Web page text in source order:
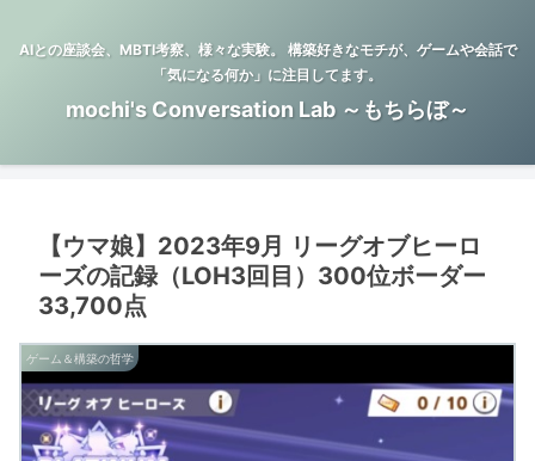
AIとの座談会、MBTI考察、様々な実験。 構築好きなモチが、ゲームや会話で
「気になる何か」に注目してます。
mochi's Conversation Lab ～もちらぼ～
【ウマ娘】2023年9月 リーグオブヒーロ
ーズの記録（LOH3回目）300位ボーダー
33,700点
ゲーム＆構築の哲学